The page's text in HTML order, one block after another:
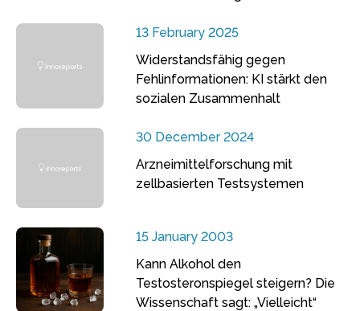
13 February 2025
Widerstandsfähig gegen
Fehlinformationen: KI stärkt den
sozialen Zusammenhalt
30 December 2024
Arzneimittelforschung mit
zellbasierten Testsystemen
15 January 2003
Kann Alkohol den
Testosteronspiegel steigern? Die
Wissenschaft sagt: „Vielleicht“